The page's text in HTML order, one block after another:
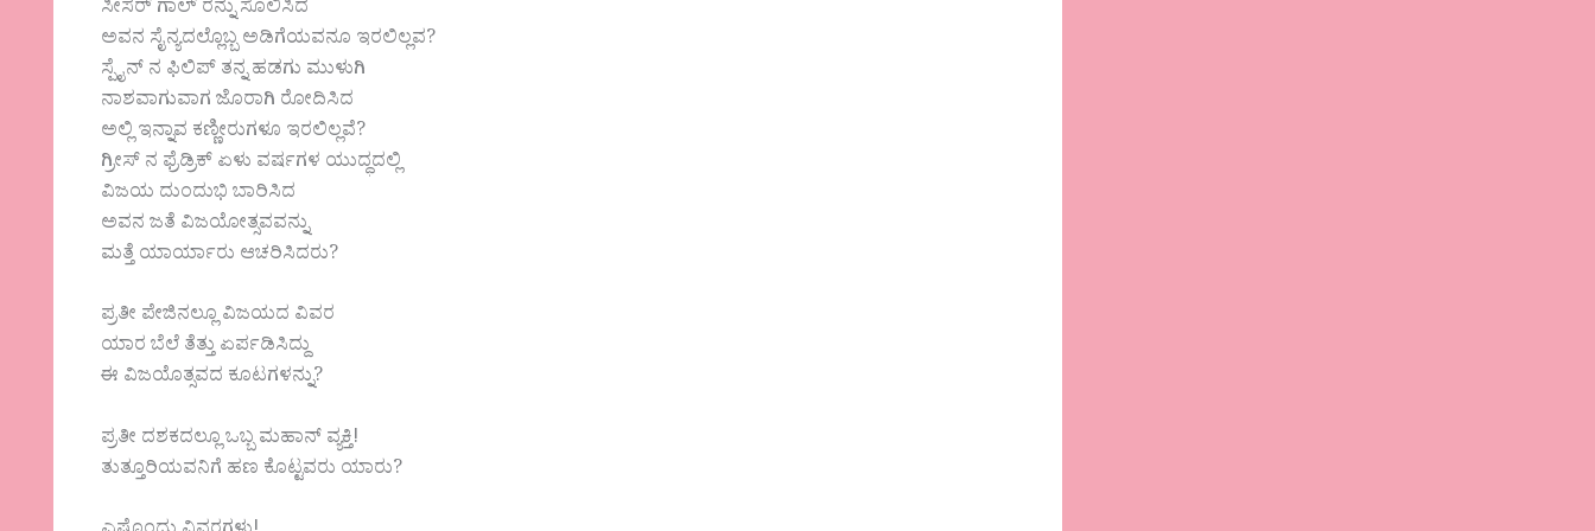
ಸೀಸರ್ ಗಾಲ್ ರನ್ನು ಸೊಲಿಸಿದ
ಅವನ ಸೈನ್ಯದಲ್ಲೊಬ್ಬ ಅಡಿಗೆಯವನೂ ಇರಲಿಲ್ಲವ?
ಸ್ಪೈನ್ ನ ಫಿಲಿಪ್ ತನ್ನ ಹಡಗು ಮುಳುಗಿ
ನಾಶವಾಗುವಾಗ ಜೊರಾಗಿ ರೋದಿಸಿದ
ಅಲ್ಲಿ ಇನ್ನಾವ ಕಣ್ಣೀರುಗಳೂ ಇರಲಿಲ್ಲವೆ?
ಗ್ರೀಸ್ ನ ಫ್ರೆಡ್ರಿಕ್ ಏಳು ವರ್ಷಗಳ ಯುದ್ಧದಲ್ಲಿ
ವಿಜಯ ದು೦ದುಭಿ ಬಾರಿಸಿದ
ಅವನ ಜತೆ ವಿಜಯೋತ್ಸವವನ್ನು
ಮತ್ತೆ ಯಾರ್ಯಾರು ಆಚರಿಸಿದರು?
ಪ್ರತೀ ಪೇಜಿನಲ್ಲೂ ವಿಜಯದ ವಿವರ
ಯಾರ ಬೆಲೆ ತೆತ್ತು ಏರ್ಪಡಿಸಿದ್ದು
ಈ ವಿಜಯೊತ್ಸವದ ಕೂಟಗಳನ್ನು?
ಪ್ರತೀ ದಶಕದಲ್ಲೂ ಒಬ್ಬ ಮಹಾನ್ ವ್ಯಕ್ತಿ!
ತುತ್ತೂರಿಯವನಿಗೆ ಹಣ ಕೊಟ್ಟವರು ಯಾರು?